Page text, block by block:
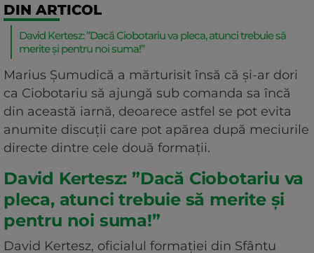
DIN ARTICOL
David Kertesz: ”Dacă Ciobotariu va pleca, atunci trebuie să
merite și pentru noi suma!”
Marius Șumudică a mărturisit însă că și-ar dori
ca Ciobotariu să ajungă sub comanda sa încă
din această iarnă, deoarece astfel se pot evita
anumite discuții care pot apărea după meciurile
directe dintre cele două formații.
David Kertesz: ”Dacă Ciobotariu va
pleca, atunci trebuie să merite și
pentru noi suma!”
David Kertesz, oficialul formației din Sfântu